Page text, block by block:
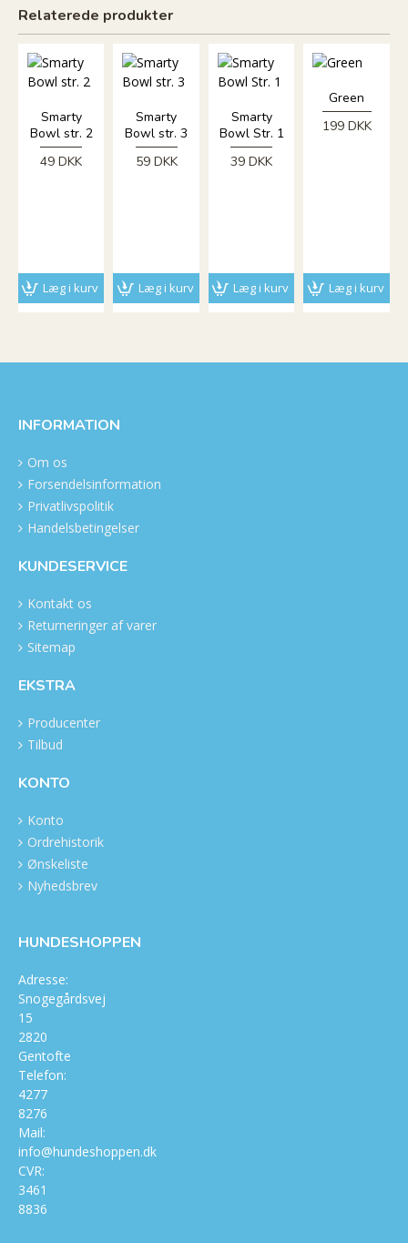
Relaterede produkter
Smarty
Bowl str. 2
49 DKK
Læg i kurv
Smarty
Bowl str. 3
59 DKK
Læg i kurv
Smarty
Bowl Str. 1
39 DKK
Læg i kurv
Green
199 DKK
Læg i kurv
INFORMATION
Om os
Forsendelsinformation
Privatlivspolitik
Handelsbetingelser
KUNDESERVICE
Kontakt os
Returneringer af varer
Sitemap
EKSTRA
Producenter
Tilbud
KONTO
Konto
Ordrehistorik
Ønskeliste
Nyhedsbrev
HUNDESHOPPEN
Adresse:
Snogegårdsvej
15
2820
Gentofte
Telefon:
4277
8276
Mail:
info@hundeshoppen.dk
CVR:
3461
8836